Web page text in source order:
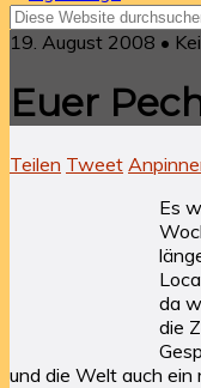
19. August 2008 •
Euer
Teilen Tweet
Es
da
die
und die Welt auch